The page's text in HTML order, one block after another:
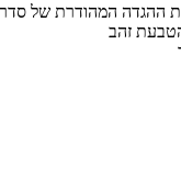
ההגדה המהודרת של
זהב